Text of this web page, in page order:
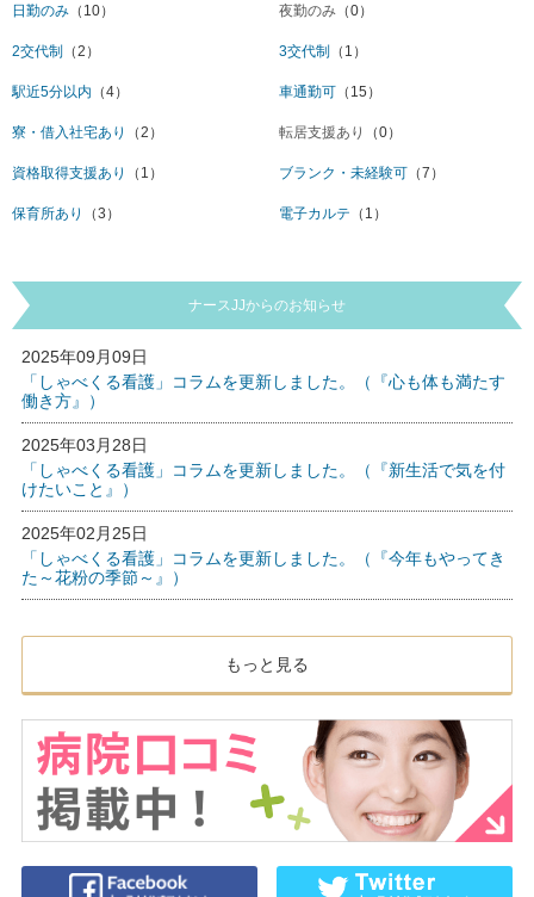
日勤のみ （10） 夜勤のみ （0）
2交代制 （2） 3交代制 （1）
駅近5分以内 （4） 車通勤可 （15）
寮・借入社宅あり （2） 転居支援あり （0）
資格取得支援あり （1） ブランク・未経験可 （7）
保育所あり （3） 電子カルテ （1）
ナースJJからのお知らせ
2025年09月09日
「しゃべくる看護」コラムを更新しました。（『心も体も満たす
働き方』）
2025年03月28日
「しゃべくる看護」コラムを更新しました。（『新生活で気を付
けたいこと』）
2025年02月25日
「しゃべくる看護」コラムを更新しました。（『今年もやってき
た～花粉の季節～』）
もっと見る